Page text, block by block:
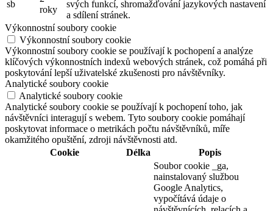
sb
roky
svých funkcí, shromažďování jazykových nastavení
a sdílení stránek.
Výkonnostní soubory cookie
Výkonnostní soubory cookie
Výkonnostní soubory cookie se používají k pochopení a analýze
klíčových výkonnostních indexů webových stránek, což pomáhá při
poskytování lepší uživatelské zkušenosti pro návštěvníky.
Analytické soubory cookie
Analytické soubory cookie
Analytické soubory cookie se používají k pochopení toho, jak
návštěvníci interagují s webem. Tyto soubory cookie pomáhají
poskytovat informace o metrikách počtu návštěvníků, míře
okamžitého opuštění, zdroji návštěvnosti atd.
Cookie
Délka Popis
Soubor cookie _ga,
nainstalovaný službou
Google Analytics,
vypočítává údaje o